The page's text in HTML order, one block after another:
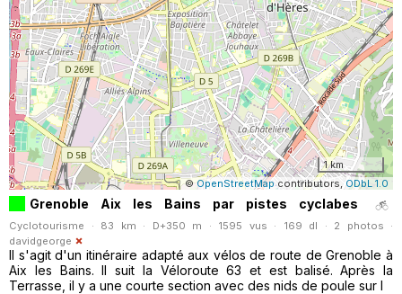
1 km
©OpenStreetMapcontributors,ODbL 1.0
Grenoble Aix les Bains par pistes cyclabes
Cyclotourisme · 83 km · D+350 m · 1595 vus · 169 dl · 2 photos ·
davidgeorge
Il s'agit d'un itinéraire adapté aux vélos de route de Grenoble à
Aix les Bains. Il suit la Véloroute 63 et est balisé. Après la
Terrasse, il y a une courte section avec des nids de poule sur l